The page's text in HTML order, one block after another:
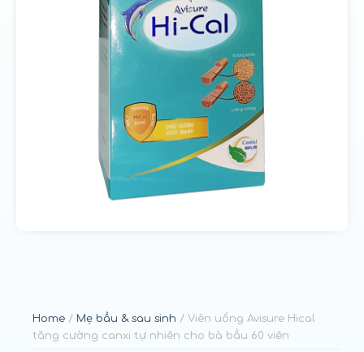
Home / Mẹ bầu & sau sinh / Viên uống Avisure Hical
tăng cường canxi tự nhiên cho bà bầu 60 viên